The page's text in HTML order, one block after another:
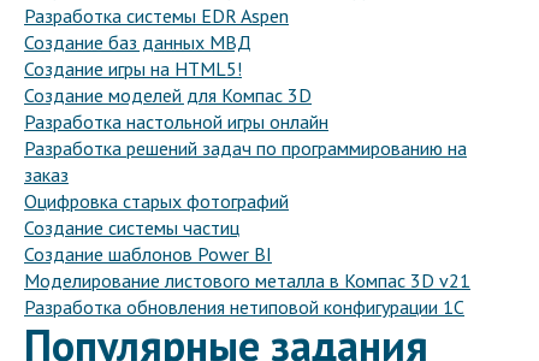
Разработка системы EDR Aspen
Создание баз данных МВД
Создание игры на HTML5!
Создание моделей для Компас 3D
Разработка настольной игры онлайн
Разработка решений задач по программированию на
заказ
Оцифровка старых фотографий
Создание системы частиц
Создание шаблонов Power BI
Моделирование листового металла в Компас 3D v21
Разработка обновления нетиповой конфигурации 1С
Популярные задания